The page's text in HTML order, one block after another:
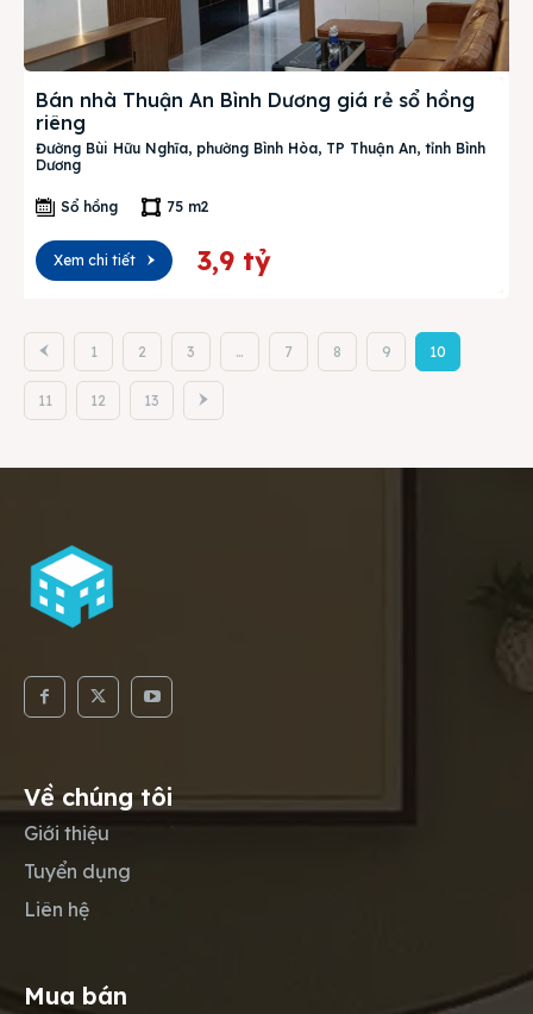
Bán nhà Thuận An Bình Dương giá rẻ sổ hồng
riêng
Đường Bùi Hữu Nghĩa, phường Bình Hòa, TP Thuận An, tỉnh Bình
Dương
Sổ hồng 75 m2
Xem chi tiết 3,9 tỷ
1 2 3 … 7 8 9 10
11 12 13
Về chúng tôi
Giới thiệu
Tuyển dụng
Liên hệ
Mua bán